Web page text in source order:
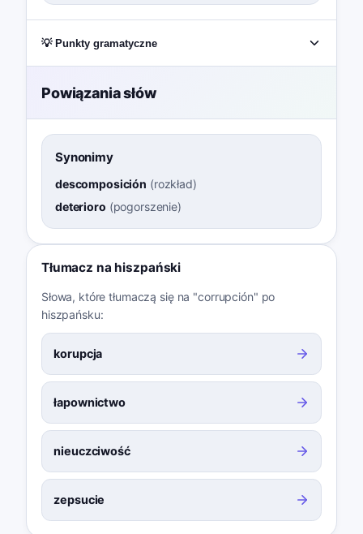
💡 Punkty gramatyczne
Powiązania słów
Synonimy
descomposición (rozkład)
deterioro (pogorszenie)
Tłumacz na hiszpański
Słowa, które tłumaczą się na "corrupción" po
hiszpańsku:
korupcja
łapownictwo
nieuczciwość
zepsucie